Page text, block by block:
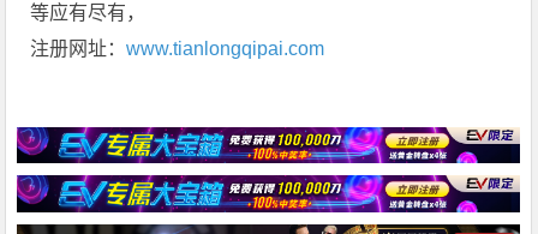
等应有尽有，
注册网址：www.tianlongqipai.com